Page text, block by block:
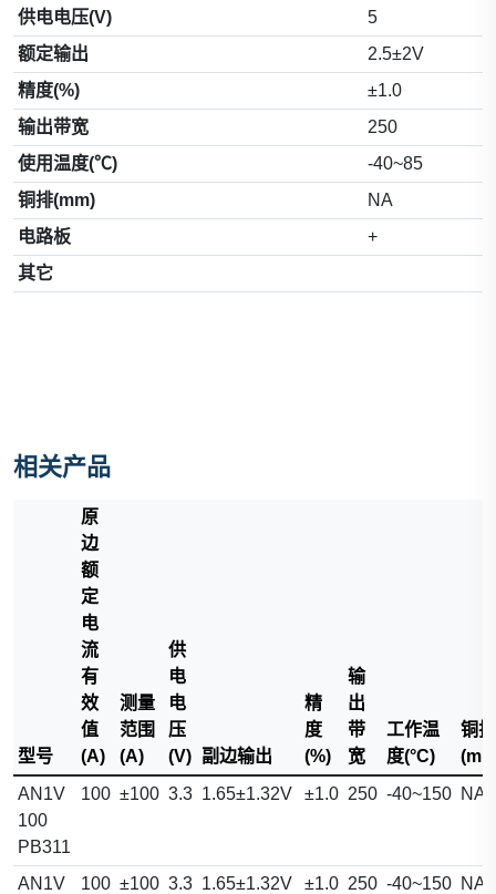
供电电压(V)
5
额定输出
2.5±2V
精度(%)
±1.0
输出带宽
250
使用温度(℃)
-40~85
铜排(mm)
NA
电路板
+
其它
相关产品
型号
原
边
额
定
电
流
有
效
值
(A)
测量
范围
(A)
供
电
电
压
(V) 副边输出
精
度
(%)
输
出
带
宽
工作温
度(°C)
铜排
AN1V
100
PB311
100 ±100 3.3 1.65±1.32V ±1.0 250 -40~150 NA
AN1V 100 ±100 3.3 1.65±1.32V ±1.0 250 -40~150 NA